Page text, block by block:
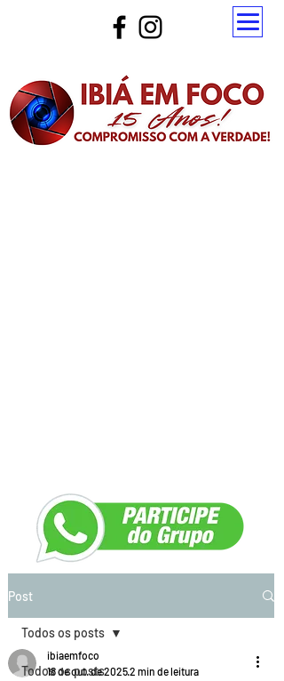
Post
Todos os posts
Todos os posts
ibiaemfoco
18 de out. de 20252 min de leitura